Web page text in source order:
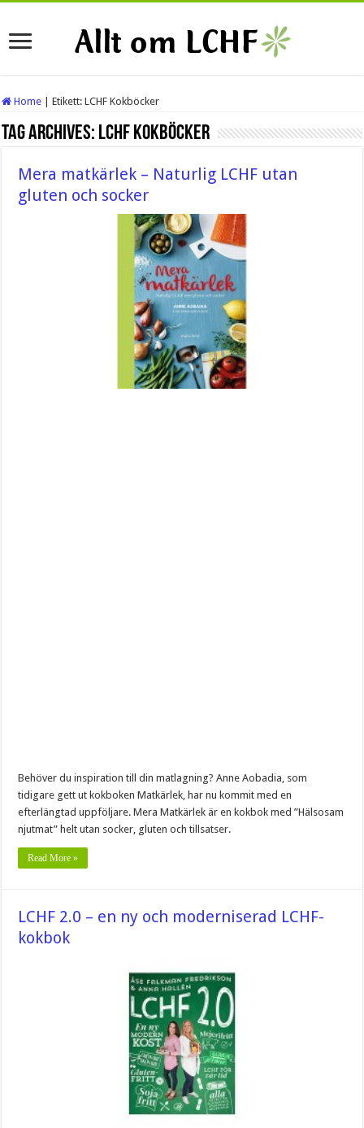
Home Etikett:LCHF Kokböcker
Tag Archives: LCHF Kokböcker
Mera matkärlek – Naturlig LCHF utan
gluten och socker
Behöver du inspiration till din matlagning? Anne Aobadia, som
tidigare gett ut kokboken Matkärlek, har nu kommit med en
efterlängtad uppföljare. Mera Matkärlek är en kokbok med ”Hälsosam
njutmat” helt utan socker, gluten och tillsatser.
Read More »
LCHF 2.0 – en ny och moderniserad LCHF-
kokbok